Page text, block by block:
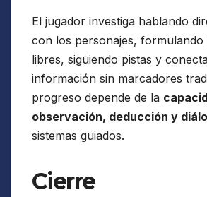
El jugador investiga hablando
con los personajes, formulando
libres, siguiendo pistas y
información sin marcadores
progreso depende de la
observación, deducción y
sistemas guiados.
Cierre